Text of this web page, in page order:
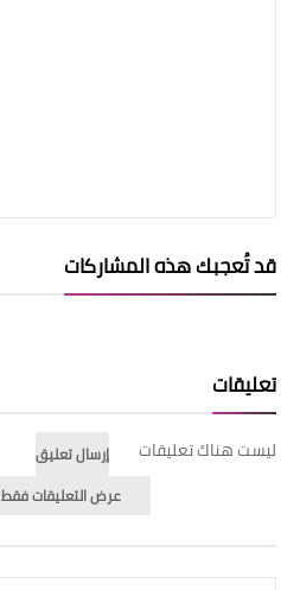
قد تُعجبك هذه المشاركات
تعليقات
ليست هناك تعليقات
إرسال تعليق
عرض التعليقات فقط